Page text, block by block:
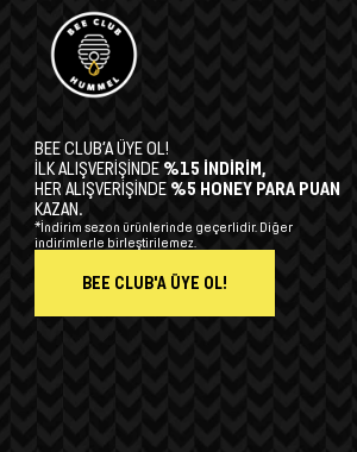
BEE CLUB’A ÜYE OL!
İLK ALIŞVERİŞİNDE %15 İNDİRİM,
HER ALIŞVERİŞİNDE %5 HONEY PARA PUAN
KAZAN.
*İndirim sezon ürünlerinde geçerlidir. Diğer
indirimlerle birleştirilemez.
BEE CLUB'A ÜYE OL!